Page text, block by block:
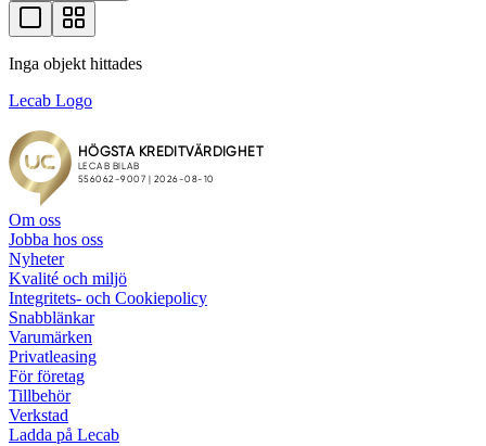
Inga objekt hittades
Lecab Logo
Om oss
Jobba hos oss
Nyheter
Kvalité och miljö
Integritets- och Cookiepolicy
Snabblänkar
Varumärken
Privatleasing
För företag
Tillbehör
Verkstad
Ladda på Lecab